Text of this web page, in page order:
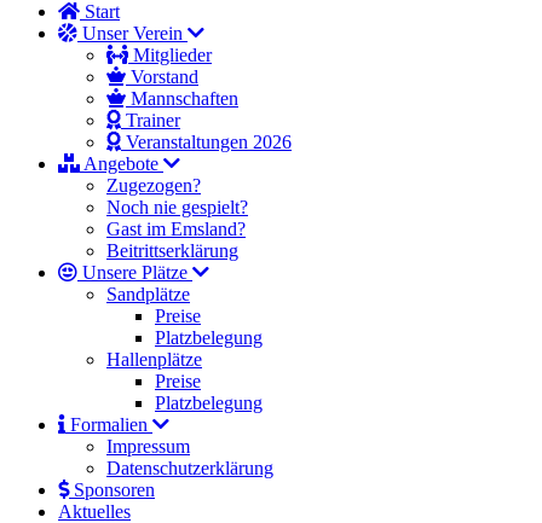
Start
Unser Verein
Mitglieder
Vorstand
Mannschaften
Trainer
Veranstaltungen 2026
Angebote
Zugezogen?
Noch nie gespielt?
Gast im Emsland?
Beitrittserklärung
Unsere Plätze
Sandplätze
Preise
Platzbelegung
Hallenplätze
Preise
Platzbelegung
Formalien
Impressum
Datenschutzerklärung
Sponsoren
Aktuelles